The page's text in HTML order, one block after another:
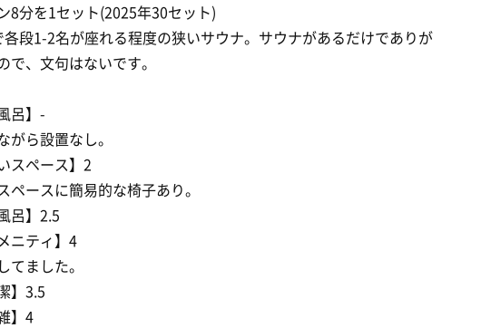
8分を1セット(2025年30セット)
各段1-2名が座れる程度の狭いサウナ。サウナがあるだけでありが
で、文句はないです。
呂】-
がら設置なし。
スペース】2
ペースに簡易的な椅子あり。
呂】2.5
ニティ】4
てました。
】3.5
】4